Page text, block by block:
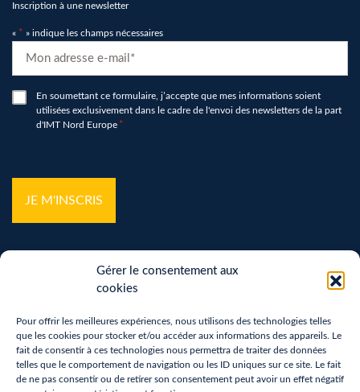
Gérer le consentement aux
cookies
Pour offrir les meilleures expériences, nous utilisons des technologies telles
que les cookies pour stocker et/ou accéder aux informations des appareils. Le
fait de consentir à ces technologies nous permettra de traiter des données
telles que le comportement de navigation ou les ID uniques sur ce site. Le fait
de ne pas consentir ou de retirer son consentement peut avoir un effet négatif
Inscription à une newsletter
« * » indique les champs nécessaires
*
RGPDEn soumettant ce formulaire, j’accepte que mes informations soient
utilisées exclusivement dans le cadre de l'envoi des newsletters de la part
d'IMT Nord Europe *
Mentions légales
Politique de confidentialité